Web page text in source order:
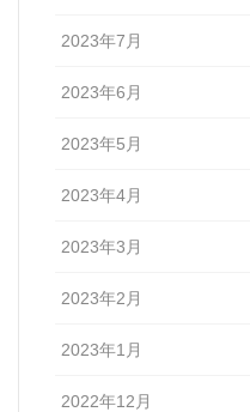
2023年7月
2023年6月
2023年5月
2023年4月
2023年3月
2023年2月
2023年1月
2022年12月